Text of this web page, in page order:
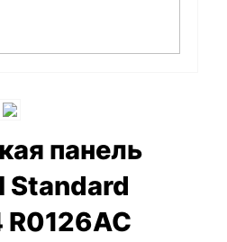
панель
Standard
R0126AC